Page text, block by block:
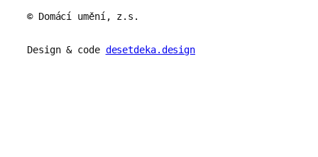
© Domácí umění, z.s.
Design & code desetdeka.design